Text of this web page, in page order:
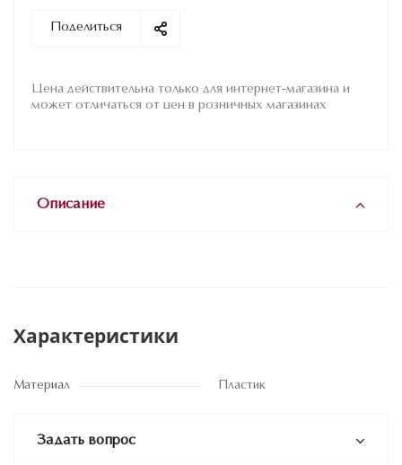
Поделиться
Цена действительна только для интернет-магазина и
может отличаться от цен в розничных магазинах
Описание
Характеристики
Материал Пластик
Задать вопрос